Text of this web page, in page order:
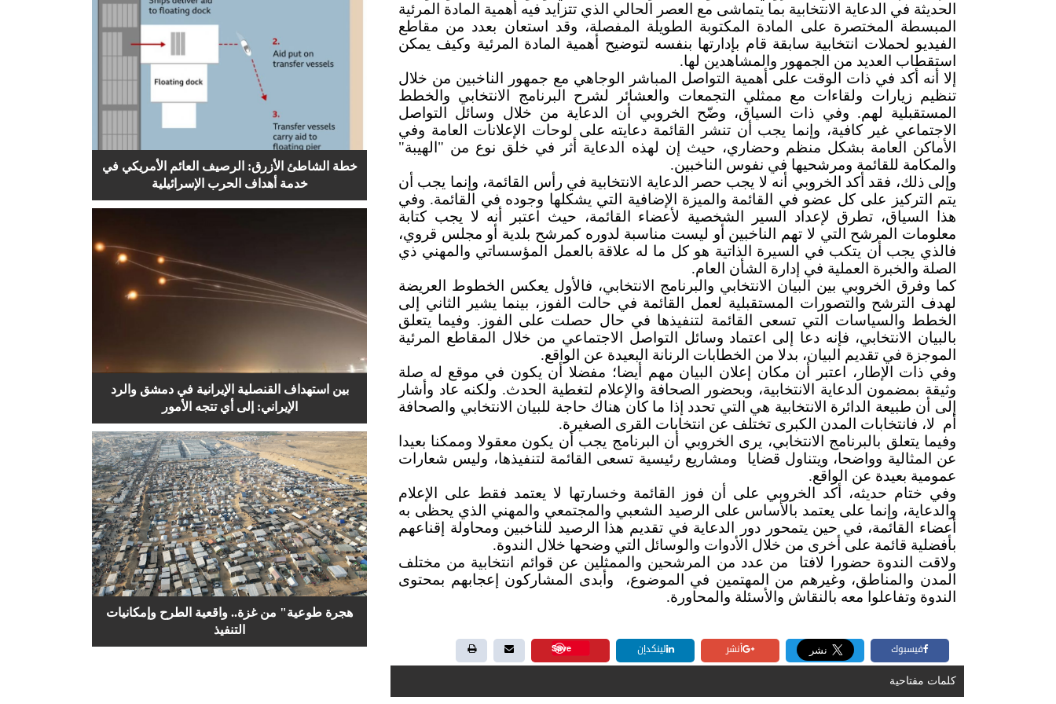
الحديثة في الدعاية الانتخابية بما يتماشى مع العصر الحالي الذي تتزايد فيه أهمية المادة المرئية
المبسطة المختصرة على المادة المكتوبة الطويلة المفصلة، وقد استعان بعدد من مقاطع
الفيديو لحملات انتخابية سابقة قام بإدارتها بنفسه لتوضيح أهمية المادة المرئية وكيف يمكن
استقطاب العديد من الجمهور والمشاهدين لها.
إلا أنه أكد في ذات الوقت على أهمية التواصل المباشر الوجاهي مع جمهور الناخبين من خلال
تنظيم زيارات ولقاءات مع ممثلي التجمعات والعشائر لشرح البرنامج الانتخابي والخطط
المستقبلية لهم. وفي ذات السياق، وضّح الخروبي أن الدعاية من خلال وسائل التواصل
الاجتماعي غير كافية، وإنما يجب أن تنشر القائمة دعايته على لوحات الإعلانات العامة وفي
الأماكن العامة بشكل منظم وحضاري، حيث إن لهذه الدعاية أثر في خلق نوع من "الهيبة"
والمكامة للقائمة ومرشحيها في نفوس الناخبين.
وإلى ذلك، فقد أكد الخروبي أنه لا يجب حصر الدعاية الانتخابية في رأس القائمة، وإنما يجب أن
يتم التركيز على كل عضو في القائمة والميزة الإضافية التي يشكلها وجوده في القائمة. وفي
هذا السياق، تطرق لإعداد السير الشخصية لأعضاء القائمة، حيث اعتبر أنه لا يجب كتابة
معلومات المرشح التي لا تهم الناخبين أو ليست مناسبة لدوره كمرشح بلدية أو مجلس قروي،
فالذي يجب أن يتكب في السيرة الذاتية هو كل ما له علاقة بالعمل المؤسساتي والمهني ذي
الصلة والخبرة العملية في إدارة الشأن العام.
كما وفرق الخروبي بين البيان الانتخابي والبرنامج الانتخابي، فالأول يعكس الخطوط العريضة
لهدف الترشح والتصورات المستقبلية لعمل القائمة في حالت الفوز، بينما يشير الثاني إلى
الخطط والسياسات التي تسعى القائمة لتنفيذها في حال حصلت على الفوز. وفيما يتعلق
بالبيان الانتخابي، فإنه دعا إلى اعتماد وسائل التواصل الاجتماعي من خلال المقاطع المرئية
الموجزة في تقديم البيان، بدلا من الخطابات الرنانة البعيدة عن الواقع.
وفي ذات الإطار، اعتبر أن مكان إعلان البيان مهم أيضا؛ مفضلا أن يكون في موقع له صلة
وثيقة بمضمون الدعاية الانتخابية، وبحضور الصحافة والإعلام لتغطية الحدث. ولكنه عاد وأشار
إلى أن طبيعة الدائرة الانتخابية هي التي تحدد إذا ما كان هناك حاجة للبيان الانتخابي والصحافة
أم لا، فانتخابات المدن الكبرى تختلف عن انتخابات القرى الصغيرة.
وفيما يتعلق بالبرنامج الانتخابي، يرى الخروبي أن البرنامج يجب أن يكون معقولا وممكنا بعيدا
عن المثالية وواضحا، ويتناول قضايا ومشاريع رئيسية تسعى القائمة لتنفيذها، وليس شعارات
عمومية بعيدة عن الواقع.
وفي ختام حديثه، أكد الخروبي على أن فوز القائمة وخسارتها لا يعتمد فقط على الإعلام
والدعاية، وإنما على يعتمد بالأساس على الرصيد الشعبي والمجتمعي والمهني الذي يحظى به
أعضاء القائمة، في حين يتمحور دور الدعاية في تقديم هذا الرصيد للناخبين ومحاولة إقناعهم
بأفضلية قائمة على أخرى من خلال الأدوات والوسائل التي وضحها خلال الندوة.
ولاقت الندوة حضورا لافتا من عدد من المرشحين والممثلين عن قوائم انتخابية من مختلف
المدن والمناطق، وغيرهم من المهتمين في الموضوع، وأبدى المشاركون إعجابهم بمحتوى
الندوة وتفاعلوا معه بالنقاش والأسئلة والمحاورة.
فيسبوك أنشر لينكدإن Save
كلمات مفتاحية
خطة الشاطئ الأزرق: الرصيف العائم الأمريكي في
خدمة أهداف الحرب الإسرائيلية
بين استهداف القنصلية الإيرانية في دمشق والرد
الإيراني: إلى أي تتجه الأمور
هجرة طوعية" من غزة.. واقعية الطرح وإمكانيات
التنفيذ